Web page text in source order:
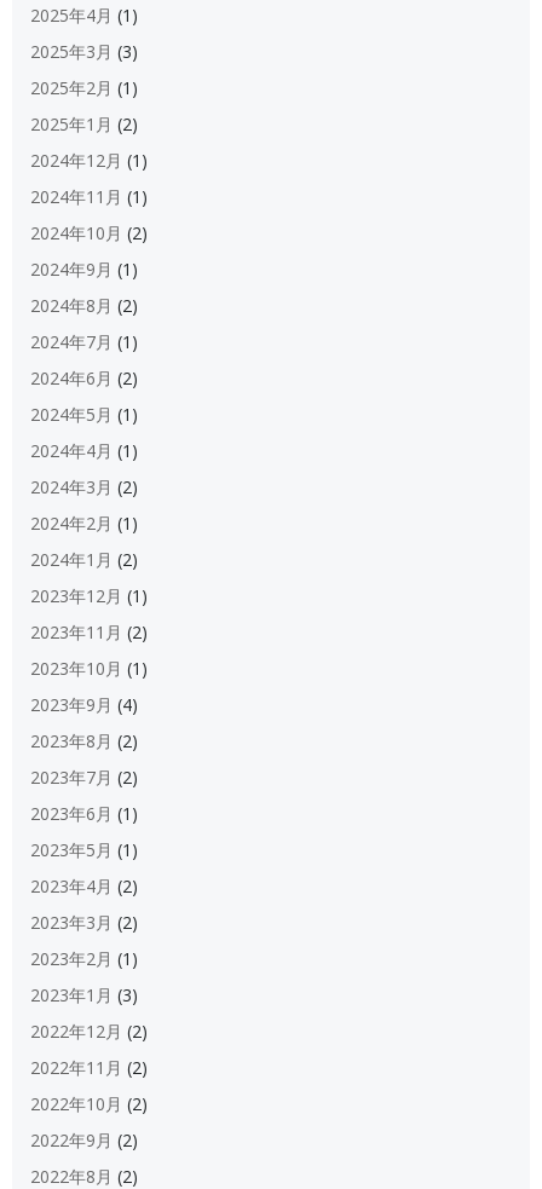
2025年4月 (1)
2025年3月 (3)
2025年2月 (1)
2025年1月 (2)
2024年12月 (1)
2024年11月 (1)
2024年10月 (2)
2024年9月 (1)
2024年8月 (2)
2024年7月 (1)
2024年6月 (2)
2024年5月 (1)
2024年4月 (1)
2024年3月 (2)
2024年2月 (1)
2024年1月 (2)
2023年12月 (1)
2023年11月 (2)
2023年10月 (1)
2023年9月 (4)
2023年8月 (2)
2023年7月 (2)
2023年6月 (1)
2023年5月 (1)
2023年4月 (2)
2023年3月 (2)
2023年2月 (1)
2023年1月 (3)
2022年12月 (2)
2022年11月 (2)
2022年10月 (2)
2022年9月 (2)
2022年8月 (2)